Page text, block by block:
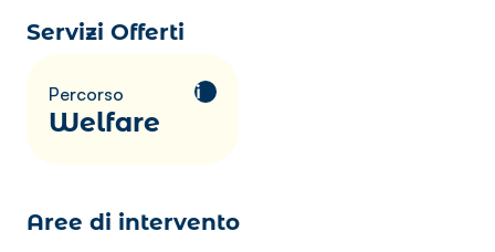
Servizi Offerti
Percorso i
Welfare
Aree di intervento